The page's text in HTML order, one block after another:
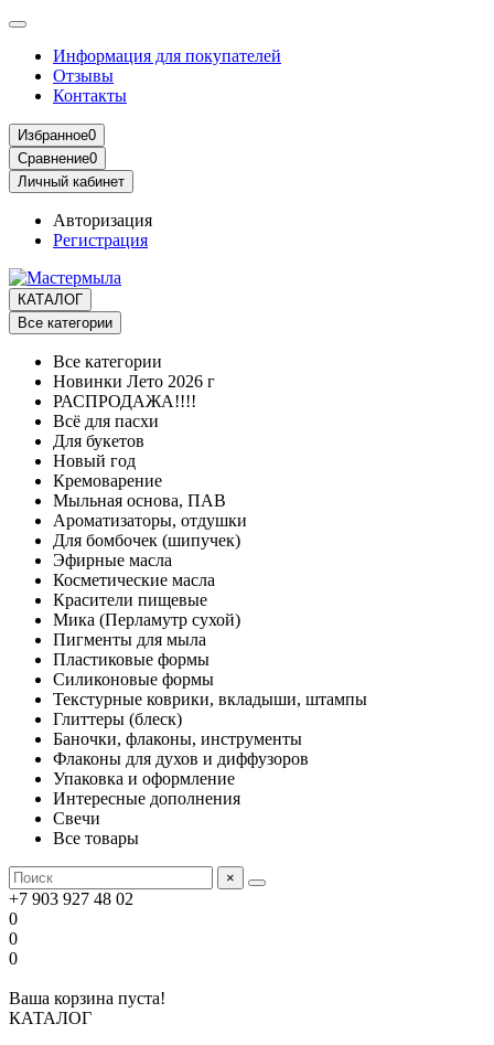
Информация для покупателей
Отзывы
Контакты
Избранное0
Сравнение0
Личный кабинет
Авторизация
Регистрация
КАТАЛОГ
Все категории
Все категории
Новинки Лето 2026 г
РАСПРОДАЖА!!!!
Всё для пасхи
Для букетов
Новый год
Кремоварение
Мыльная основа, ПАВ
Ароматизаторы, отдушки
Для бомбочек (шипучек)
Эфирные масла
Косметические масла
Красители пищевые
Мика (Перламутр сухой)
Пигменты для мыла
Пластиковые формы
Силиконовые формы
Текстурные коврики, вкладыши, штампы
Глиттеры (блеск)
Баночки, флаконы, инструменты
Флаконы для духов и диффузоров
Упаковка и оформление
Интересные дополнения
Свечи
Все товары
×
+7 903 927 48 02
0
0
0
Ваша корзина пуста!
КАТАЛОГ